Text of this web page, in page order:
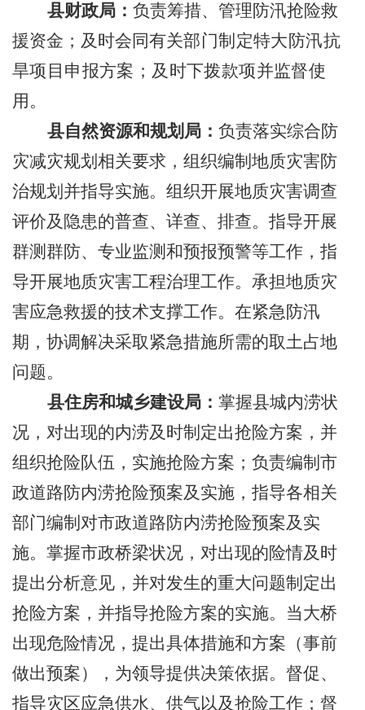
县财政局： 负责筹措、管理防汛抢险救
援资金；及时会同有关部门制定特大防汛抗
旱项目申报方案；及时下拨款项并监督使
用。
县自然资源和规划局： 负责落实综合防
灾减灾规划相关要求，组织编制地质灾害防
治规划并指导实施。组织开展地质灾害调查
评价及隐患的普查、详查、排查。指导开展
群测群防、专业监测和预报预警等工作，指
导开展地质灾害工程治理工作。承担地质灾
害应急救援的技术支撑工作。在紧急防汛
期，协调解决采取紧急措施所需的取土占地
问题。
县住房和城乡建设局： 掌握县城内涝状
况，对出现的内涝及时制定出抢险方案，并
组织抢险队伍，实施抢险方案；负责编制市
政道路防内涝抢险预案及实施，指导各相关
部门编制对市政道路防内涝抢险预案及实
施。掌握市政桥梁状况，对出现的险情及时
提出分析意见，并对发生的重大问题制定出
抢险方案，并指导抢险方案的实施。当大桥
出现危险情况，提出具体措施和方案（事前
做出预案），为领导提供决策依据。督促、
指导灾区应急供水、供气以及抢险工作；督